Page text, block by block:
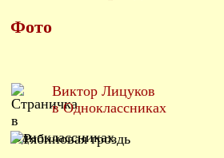
Фото
Виктор Лицуков
в Одноклассниках